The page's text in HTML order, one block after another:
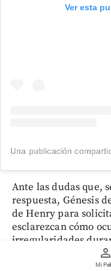
person
Mi
Ver esta
Ante las dudas que,
respuesta, Génesis
de Henry para
esclarezcan cómo
irregularidades
Lo único que
Necesitamos